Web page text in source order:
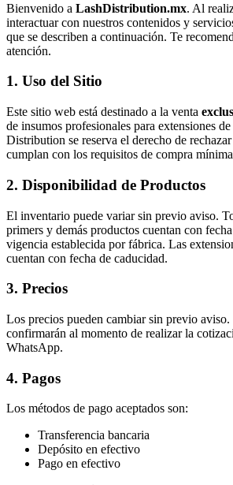
Bienvenido a LashDistribution.mx. Al
interactuar con nuestros contenidos y
que se describen a continuación. Te
atención.
1. Uso del Sitio
Este sitio web está destinado a la venta
de insumos profesionales para extensiones de
Distribution se reserva el derecho de
cumplan con los requisitos de compra
2. Disponibilidad de Productos
El inventario puede variar sin previo aviso.
primers y demás productos cuentan con
vigencia establecida por fábrica. Las
cuentan con fecha de caducidad.
3. Precios
Los precios pueden cambiar sin previo
confirmarán al momento de realizar la
WhatsApp.
4. Pagos
Los métodos de pago aceptados son:
Transferencia bancaria
Depósito en efectivo
Pago en efectivo